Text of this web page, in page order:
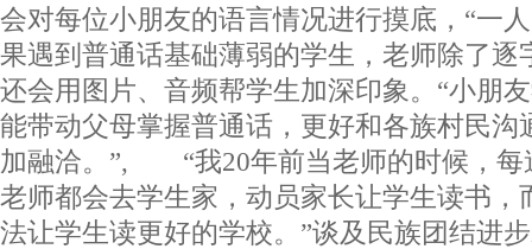
会对每位小朋友的语言情况进行摸底，“一
果遇到普通话基础薄弱的学生，老师除了逐
还会用图片、音频帮学生加深印象。“小朋
能带动父母掌握普通话，更好和各族村民沟
加融洽。”, “我20年前当老师的时候，每
老师都会去学生家，动员家长让学生读书，
法让学生读更好的学校。”谈及民族团结进